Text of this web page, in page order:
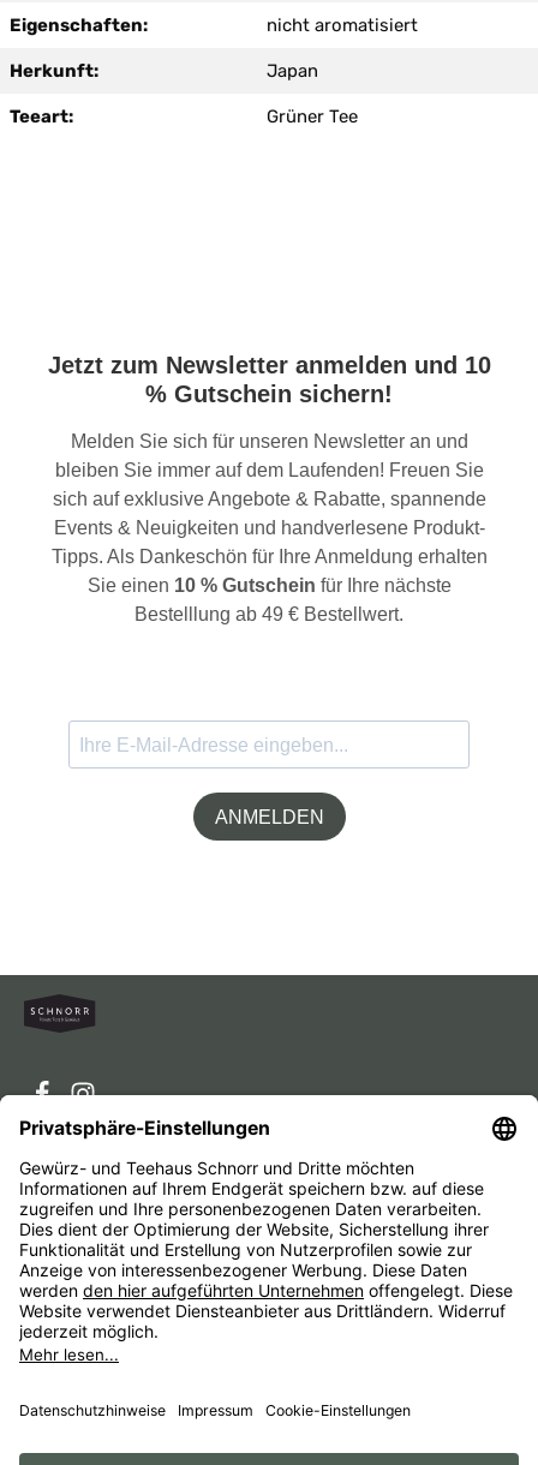
Eigenschaften: nicht aromatisiert
Herkunft: Japan
Teeart: Grüner Tee
Jetzt zum Newsletter anmelden und 10
% Gutschein sichern!
Melden Sie sich für unseren Newsletter an und
bleiben Sie immer auf dem Laufenden! Freuen Sie
sich auf exklusive Angebote & Rabatte, spannende
Events & Neuigkeiten und handverlesene Produkt-
Tipps. Als Dankeschön für Ihre Anmeldung erhalten
Sie einen 10 % Gutschein für Ihre nächste
Bestelllung ab 49 € Bestellwert.
ANMELDEN
Service-Hotline
Service
Unternehmen
Alle Preise inkl. gesetzl. Mehrwertsteuer zzgl.
anders angegeben.
ImpressumAGBWiderrufsbelehrungenDatenschutz